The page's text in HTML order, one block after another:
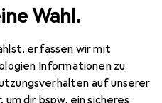
Wahl.
erfassen wir mit
Informationen zu
auf unserer
dir bspw. ein sicheres
Kamera Stromversorgung